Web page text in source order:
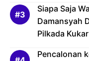
Siapa Saja
Damansyah
Pilkada
Pencalonan